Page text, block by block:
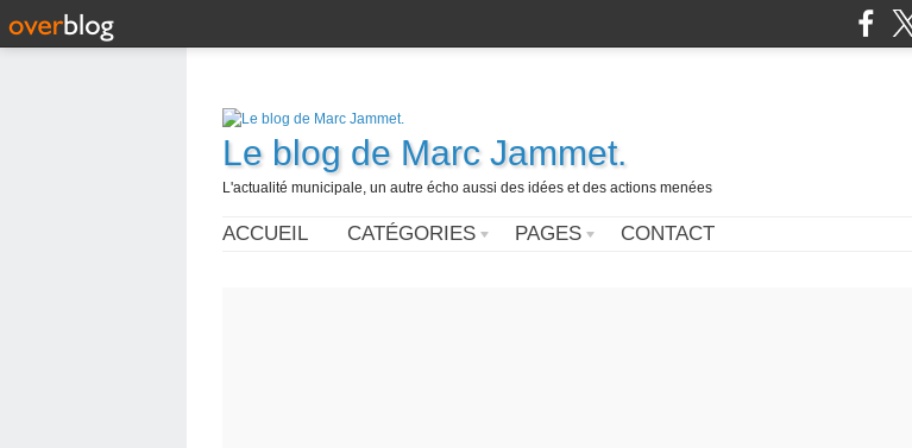
Le blog de Marc Jammet.
L'actualité municipale, un autre écho aussi des idées et des actions menées
ACCUEIL CATÉGORIES PAGES CONTACT